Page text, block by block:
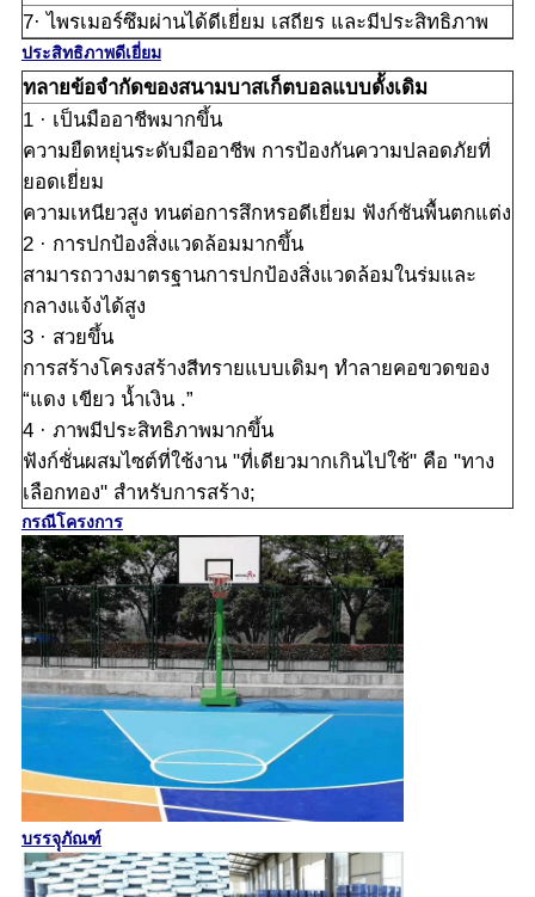
7· ไพรเมอร์ซึมผ่านได้ดีเยี่ยม เสถียร และมีประสิทธิภาพ
ประสิทธิภาพดีเยี่ยม
ทลายข้อจำกัดของสนามบาสเก็ตบอลแบบดั้งเดิม
1 · เป็นมืออาชีพมากขึ้น
ความยืดหยุ่นระดับมืออาชีพ การป้องกันความปลอดภัยที่
ยอดเยี่ยม
ความเหนียวสูง ทนต่อการสึกหรอดีเยี่ยม ฟังก์ชันพื้นตกแต่ง
2 · การปกป้องสิ่งแวดล้อมมากขึ้น
สามารถวางมาตรฐานการปกป้องสิ่งแวดล้อมในร่มและ
กลางแจ้งได้สูง
3 · สวยขึ้น
การสร้างโครงสร้างสีทรายแบบเดิมๆ ทำลายคอขวดของ
“แดง เขียว น้ำเงิน .”
4 · ภาพมีประสิทธิภาพมากขึ้น
ฟังก์ชั่นผสมไซต์ที่ใช้งาน "ที่เดียวมากเกินไปใช้" คือ "ทาง
เลือกทอง" สำหรับการสร้าง;
กรณีโครงการ
บรรจุุภัณฑ์